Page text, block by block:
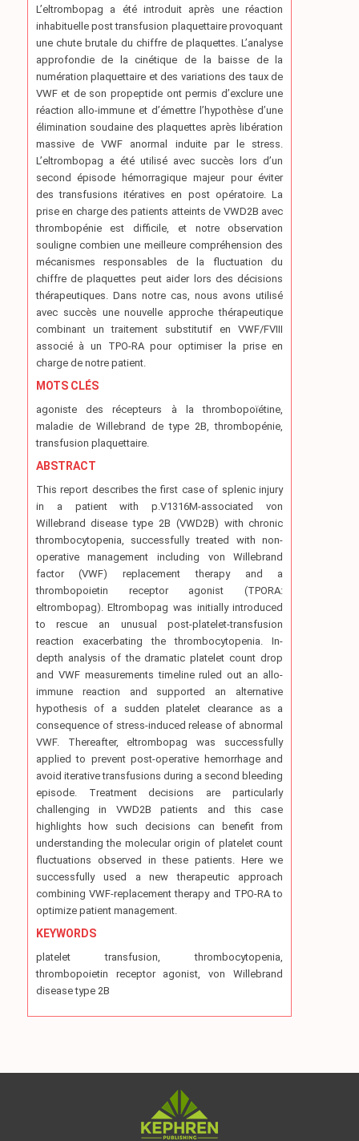
L’eltrombopag a été introduit après une réaction
inhabituelle post transfusion plaquettaire provoquant
une chute brutale du chiffre de plaquettes. L’analyse
approfondie de la cinétique de la baisse de la
numération plaquettaire et des variations des taux de
VWF et de son propeptide ont permis d’exclure une
réaction allo-immune et d’émettre l’hypothèse d’une
élimination soudaine des plaquettes après libération
massive de VWF anormal induite par le stress.
L’eltrombopag a été utilisé avec succès lors d’un
second épisode hémorragique majeur pour éviter
des transfusions itératives en post opératoire. La
prise en charge des patients atteints de VWD2B avec
thrombopénie est difficile, et notre observation
souligne combien une meilleure compréhension des
mécanismes responsables de la fluctuation du
chiffre de plaquettes peut aider lors des décisions
thérapeutiques. Dans notre cas, nous avons utilisé
avec succès une nouvelle approche thérapeutique
combinant un traitement substitutif en VWF/FVIII
associé à un TPO-RA pour optimiser la prise en
charge de notre patient.
MOTS CLÉS
agoniste des récepteurs à la thrombopoïétine,
maladie de Willebrand de type 2B, thrombopénie,
transfusion plaquettaire.
ABSTRACT
This report describes the first case of splenic injury
in a patient with p.V1316M-associated von
Willebrand disease type 2B (VWD2B) with chronic
thrombocytopenia, successfully treated with non-
operative management including von Willebrand
factor (VWF) replacement therapy and a
thrombopoietin receptor agonist (TPORA:
eltrombopag). Eltrombopag was initially introduced
to rescue an unusual post-platelet-transfusion
reaction exacerbating the thrombocytopenia. In-
depth analysis of the dramatic platelet count drop
and VWF measurements timeline ruled out an allo-
immune reaction and supported an alternative
hypothesis of a sudden platelet clearance as a
consequence of stress-induced release of abnormal
VWF. Thereafter, eltrombopag was successfully
applied to prevent post-operative hemorrhage and
avoid iterative transfusions during a second bleeding
episode. Treatment decisions are particularly
challenging in VWD2B patients and this case
highlights how such decisions can benefit from
understanding the molecular origin of platelet count
fluctuations observed in these patients. Here we
successfully used a new therapeutic approach
combining VWF-replacement therapy and TPO-RA to
optimize patient management.
KEYWORDS
platelet transfusion, thrombocytopenia,
thrombopoietin receptor agonist, von Willebrand
disease type 2B